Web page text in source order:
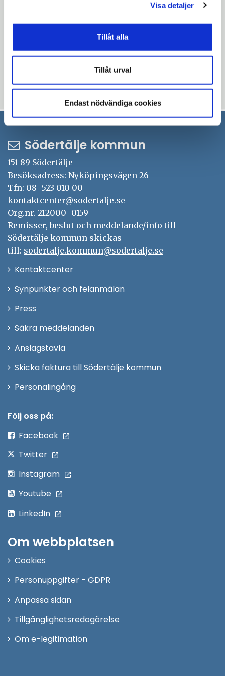
Visa detaljer
Tillåt alla
Tillåt urval
Endast nödvändiga cookies
Föredragningslista med samtliga handlingar
Uppdaterad: 2017-01-17
Blev du hjälpt av informationen på den här sidan?
thumb_up Ja thumb_down Nej
Södertälje kommun
151 89 Södertälje
Besöksadress: Nyköpingsvägen 26
Tfn: 08–523 010 00
kontaktcenter@sodertalje.se
Org.nr. 212000–0159
Remisser, beslut och meddelande/info till
Södertälje kommun skickas
till: sodertalje.kommun@sodertalje.se
KontaktcenterÖppna
Synpunkter och felanmälan
Press
fönster
Säkra meddelanden
Anslagstavla
Skicka faktura till Södertälje kommun
PersonalingångÖppna
Följ oss på:
Facebook
Twitter
Instagram
Youtube
LinkedIn
Om webbplatsen
Cookies
Personuppgifter - GDPR
Anpassa sidan
Tillgänglighetsredogörelse
Om e-legitimation